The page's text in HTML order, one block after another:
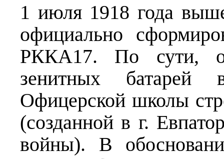
1 июля 1918 года
официально
РККА17. По сути,
зенитных
Офицерской школы
(созданной в г.
войны). В